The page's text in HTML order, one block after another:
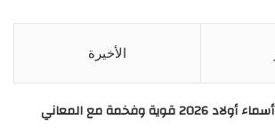
الأخيرة
أسماء أولاد 2026 قوية وفخمة مع المعاني